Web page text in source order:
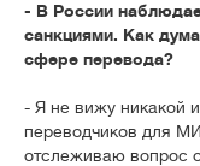
- В России
санкциями. Как
сфере перевода?
- Я не вижу никакой
переводчиков для
отслеживаю вопрос